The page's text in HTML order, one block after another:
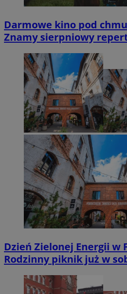
Darmowe kino pod
Znamy sierpniowy
Dzień Zielonej Energii w
Rodzinny piknik już w